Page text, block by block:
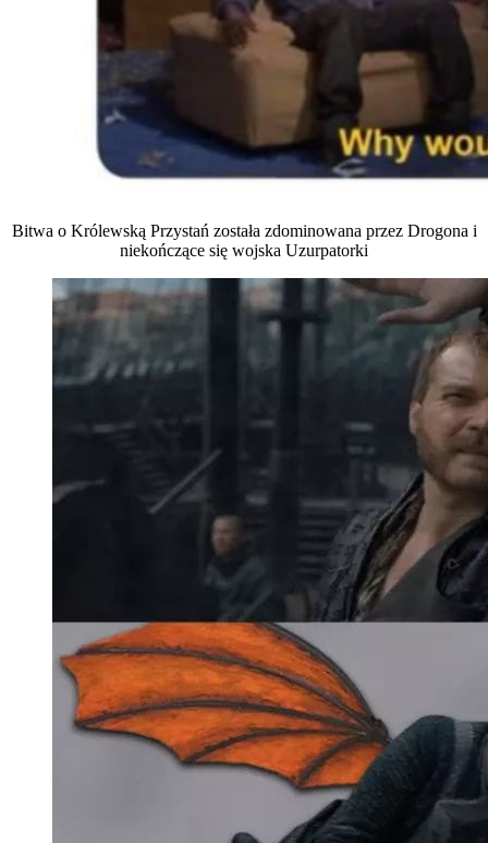
Bitwa o Królewską Przystań została zdominowana przez Drogona i
niekończące się wojska Uzurpatorki